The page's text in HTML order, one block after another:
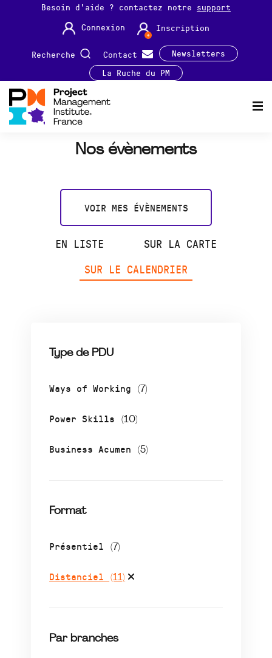
Besoin d'aide ? contactez notre support
Connexion
Inscription
Recherche Contact
Newsletters
La Ruche du PM
Nos évènements
VOIR MES ÉVÈNEMENTS
EN LISTE
SUR LA CARTE
SUR LE CALENDRIER
Type de PDU
Ways of Working (7)
Power Skills (10)
Business Acumen (5)
Format
Présentiel (7)
Distanciel (11)
Par branches